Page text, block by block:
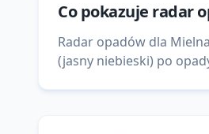
Co pokazuje radar
Radar opadów dla
(jasny niebieski) po